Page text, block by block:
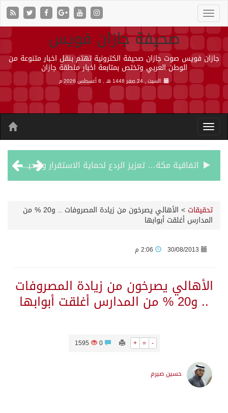
صحيفة جازان فويس
جازان فويس صوت جازان صحيفة الكترونية تهتم بنقل اخبار متنوعة من
الوطن العربي وتختص بمتابعة اخبار منطقة جازان
السبت , 24 صفر 1448 هـ , 8 أغسطس 2026 م
اتفاقية مكة… تعزيز الردع لحماية الاستقرار وترحيب اقليمي ودولي بها
رئيس وزراء العراق لرئيس الاستخبارات السعودي: نرفض استخدام أراضينا منطلقاً لأي هجمات
حالة الطقس المتوقعة اليوم في المملكة
تحقيقات > الأهالي يصرخون من زيادة المصروفات .. و20 % من
المدارس أغلقت أبوابها
30/08/2013
الأهالي يصرخون من زيادة المصروفات
.. و20 % من المدارس أغلقت أبوابها
+ = -
0
1595
حسين صيرم